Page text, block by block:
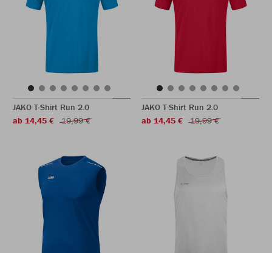
JAKO T-Shirt Run 2.0
ab 14,45 €
19,99 €
JAKO T-Shirt Run 2.0
ab 14,45 €
19,99 €